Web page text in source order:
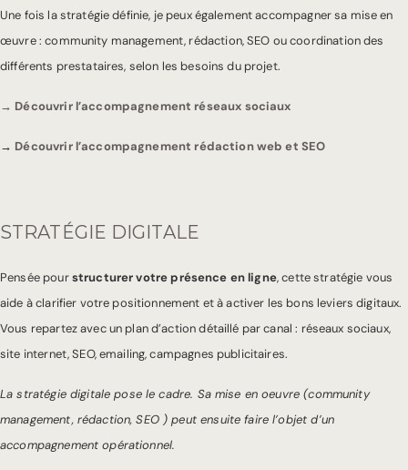
Une fois la stratégie définie, je peux également accompagner sa mise en
œuvre : community management, rédaction, SEO ou coordination des
différents prestataires, selon les besoins du projet.
→ Découvrir l’accompagnement réseaux sociaux
→ Découvrir l’accompagnement rédaction web et SEO
STRATÉGIE DIGITALE
Pensée pourstructurer votre présence en ligne, cette stratégie vous
aide à clarifier votre positionnement et à activer les bons leviers digitaux.
Vous repartez avec un plan d’action détaillé par canal : réseaux sociaux,
site internet, SEO, emailing, campagnes publicitaires.
La stratégie digitale pose le cadre. Sa mise en oeuvre (community
management, rédaction, SEO ) peut ensuite faire l’objet d’un
accompagnement opérationnel.